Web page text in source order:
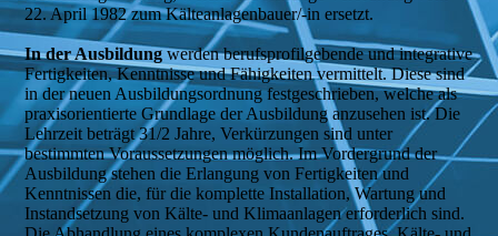
22. April 1982 zum Kälteanlagenbauer/-in ersetzt.
In der Ausbildungwerden berufsprofilgebende und integrative
Fertigkeiten, Kenntnisse und Fähigkeiten vermittelt. Diese sind
in der neuen Ausbildungsordnung festgeschrieben, welche als
praxisorientierte Grundlage der Ausbildung anzusehen ist. Die
Lehrzeit beträgt 31/2 Jahre, Verkürzungen sind unter
bestimmten Voraussetzungen möglich. Im Vordergrund der
Ausbildung stehen die Erlangung von Fertigkeiten und
Kenntnissen die, für die komplette Installation, Wartung und
Instandsetzung von Kälte- und Klimaanlagen erforderlich sind.